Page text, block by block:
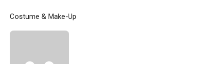
Costume & Make-Up